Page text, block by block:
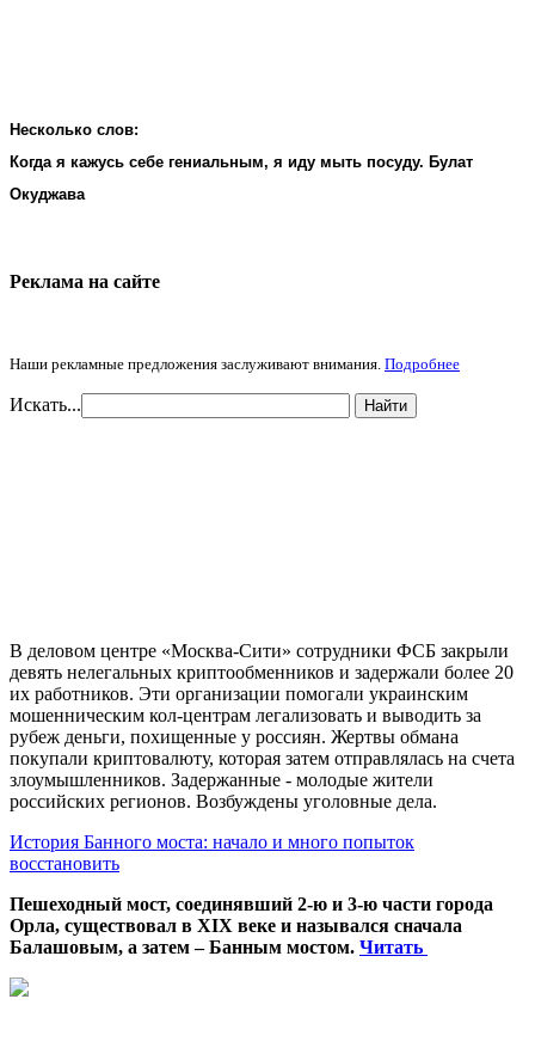
Несколько слов:
Когда я кажусь себе гениальным, я иду мыть посуду. Булат
Окуджава
Реклама на cайте
Наши рекламные предложения заслуживают внимания. Подробнее
Искать... Найти
В деловом центре «Москва-Сити» сотрудники ФСБ закрыли
девять нелегальных криптообменников и задержали более 20
их работников. Эти организации помогали украинским
мошенническим кол-центрам легализовать и выводить за
рубеж деньги, похищенные у россиян. Жертвы обмана
покупали криптовалюту, которая затем отправлялась на счета
злоумышленников. Задержанные - молодые жители
российских регионов. Возбуждены уголовные дела.
История Банного моста: начало и много попыток
восстановить
Пешеходный мост, соединявший 2-ю и 3-ю части города
Орла, существовал в XIX веке и назывался сначала
Балашовым, а затем – Банным мостом. Читать